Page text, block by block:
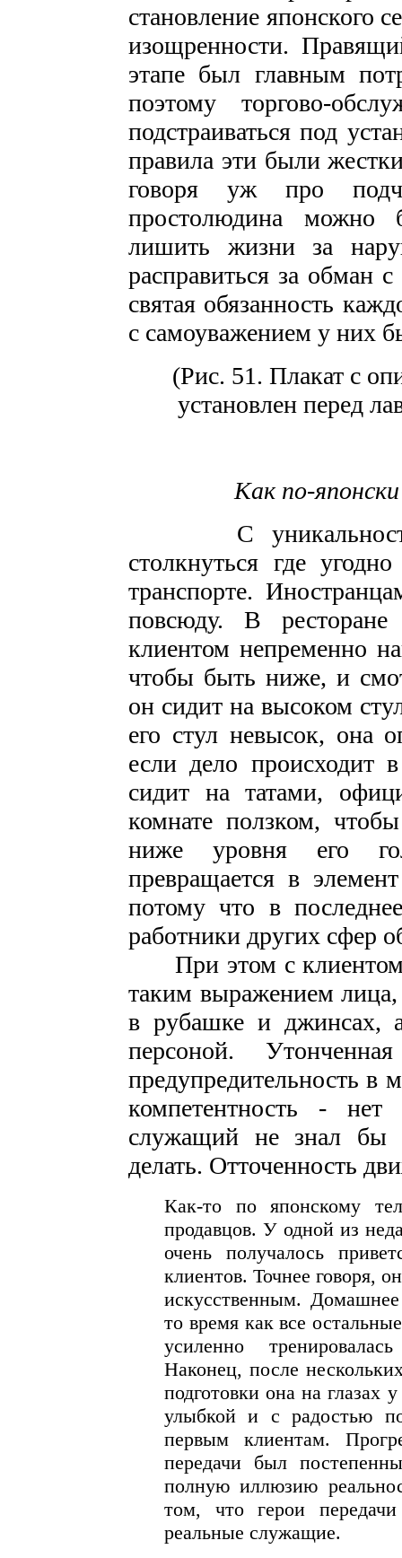
становление японского
изощренности.
этапе был главным
поэтому торгово-
подстраиваться под
правила эти были
говоря уж про
простолюдина можно
лишить жизни за
расправиться за обман
святая обязанность
с самоуважением у них
(Рис. 51. Плакат с
установлен перед
Как по-
С уникальностью
столкнуться где
транспорте.
повсюду. В
клиентом непременно
чтобы быть ниже, и
он сидит на высоком
его стул невысок, она
если дело происходит
сидит на татами,
комнате ползком,
ниже уровня его
превращается в
потому что в
работники других сфер
При этом с клиентом
таким выражением
в рубашке и джинсах,
персоной.
предупредительность в
компетентность -
служащий не знал бы
делать. Отточенность
Как-то по японскому
продавцов. У одной из
очень получалось
клиентов. Точнее говоря,
искусственным.
то время как все
усиленно
Наконец, после
подготовки она на глазах
улыбкой и с радостью
первым клиентам.
передачи был
полную иллюзию
том, что герои
реальные служащие.